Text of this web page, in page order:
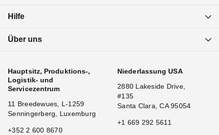
Hilfe
Über uns
Hauptsitz, Produktions-,
Logistik- und
Servicezentrum
11 Breedewues, L-1259
Senningerberg, Luxemburg
+352 2 600 8670
Niederlassung USA
2880 Lakeside Drive,
#135
Santa Clara, CA 95054
+1 669 292 5611